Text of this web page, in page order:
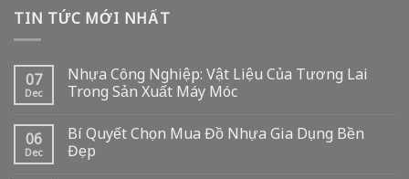
TIN TỨC MỚI NHẤT
07
Dec
Nhựa Công Nghiệp: Vật Liệu Của Tương Lai
Trong Sản Xuất Máy Móc
06
Dec
Bí Quyết Chọn Mua Đồ Nhựa Gia Dụng Bền
Đẹp